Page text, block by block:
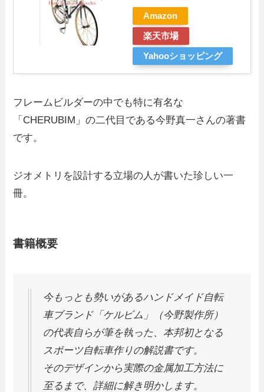
Amazon
楽天市場
Yahooショッピング
フレームビルダーの中でも特に有名な
「CHERUBIM」の二代目である今野真一さんの著書
です。
ジオメトリを設計する立場の人が書いた珍しい一
冊。
書籍概要
今もっとも勢いがあるハンドメイド自転
車ブランド「ケルビム」（今野製作所）
の代表自らが筆を執った、本邦初となる
スポーツ自転車作りの解説書です。
そのデザインから実際の金属加工方法に
至るまで、詳細に解き明かします。